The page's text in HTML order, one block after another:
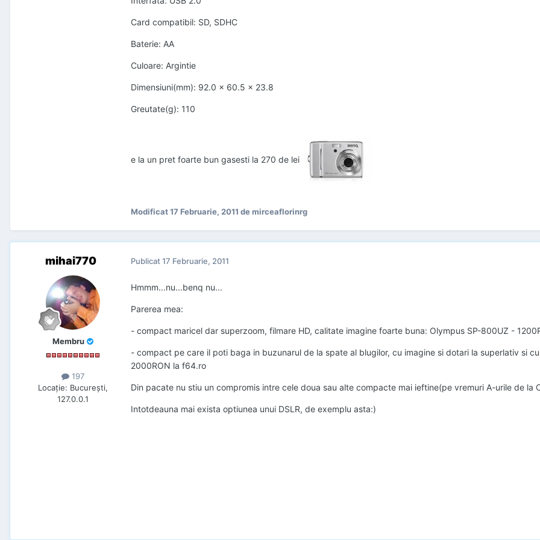
Card compatibil: SD, SDHC
Baterie: AA
Culoare: Argintie
Dimensiuni(mm): 92.0 x 60.5 x 23.8
Greutate(g): 110
e la un pret foarte bun gasesti la 270 de lei
Modificat17 Februarie, 2011 de mirceaflorinrg
mihai770
Membru
197
Locaţie: București,
127.0.0.1
Publicat17 Februarie, 2011
Hmmm...nu...benq nu...
Parerea mea:
- compact maricel dar superzoom, filmare HD, calitate imagine foarte buna: Olympus SP-800UZ -
- compact pe care il poti baga in buzunarul de la spate al blugilor, cu imagine si dotari la superlativ si
2000RON la f64.ro
Din pacate nu stiu un compromis intre cele doua sau alte compacte mai ieftine(pe vremuri A-urile de la
Intotdeauna mai exista optiunea unui DSLR, de exemplu asta:)